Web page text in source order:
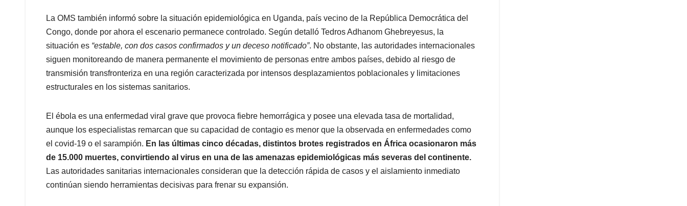
La OMS también informó sobre la situación epidemiológica en Uganda, país vecino de la República Democrática del
Congo, donde por ahora el escenario permanece controlado. Según detalló Tedros Adhanom Ghebreyesus, la
situación es “estable, con dos casos confirmados y un deceso notificado”. No obstante, las autoridades internacionales
siguen monitoreando de manera permanente el movimiento de personas entre ambos países, debido al riesgo de
transmisión transfronteriza en una región caracterizada por intensos desplazamientos poblacionales y limitaciones
estructurales en los sistemas sanitarios.
El ébola es una enfermedad viral grave que provoca fiebre hemorrágica y posee una elevada tasa de mortalidad,
aunque los especialistas remarcan que su capacidad de contagio es menor que la observada en enfermedades como
el covid-19 o el sarampión. En las últimas cinco décadas, distintos brotes registrados en África ocasionaron más
de 15.000 muertes, convirtiendo al virus en una de las amenazas epidemiológicas más severas del continente.
Las autoridades sanitarias internacionales consideran que la detección rápida de casos y el aislamiento inmediato
continúan siendo herramientas decisivas para frenar su expansión.